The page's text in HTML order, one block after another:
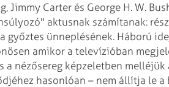
Jimmy Carter és George H. W.
aktusnak számítanak:
győztes ünneplésének. Háború
amikor a televízióban
a nézősereg képzeletben
hasonlóan – nem állítja le